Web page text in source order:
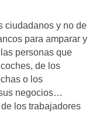
ciudadanos y no de
para amparar y
personas que
de los
o los
negocios…
los trabajadores